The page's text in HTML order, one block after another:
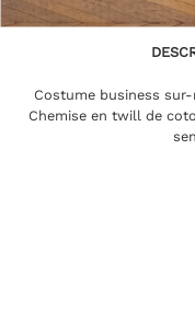
Costume business
Chemise en twill de